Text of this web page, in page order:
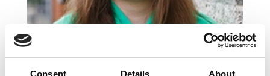
Consent Details About